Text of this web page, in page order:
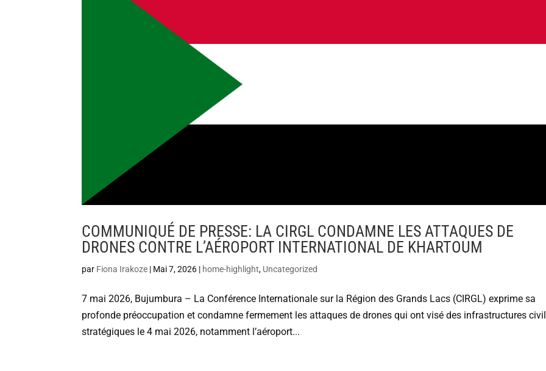
COMMUNIQUÉ DE PRESSE: LA CIRGL CONDAMNE LES ATTAQUES DE
DRONES CONTRE L’AÉROPORT INTERNATIONAL DE KHARTOUM
par Fiona Irakoze | Mai 7, 2026 | home-highlight, Uncategorized
7 mai 2026, Bujumbura – La Conférence Internationale sur la Région des Grands Lacs (CIRGL) exprime sa
profonde préoccupation et condamne fermement les attaques de drones qui ont visé des infrastructures
stratégiques le 4 mai 2026, notamment l’aéroport...